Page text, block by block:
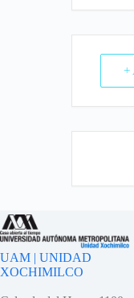
+
UAM | UNIDAD
XOCHIMILCO